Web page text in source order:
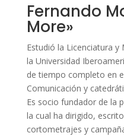
Fernando
More»
Estudió la Licenciatura y
la Universidad
de tiempo completo en
Comunicación y
Es socio fundador de la
la cual ha dirigido,
cortometrajes y